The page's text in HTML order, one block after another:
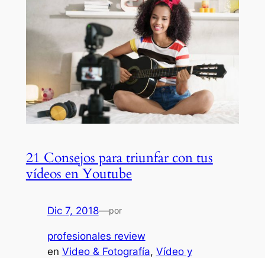
21 Consejos para triunfar con tus
vídeos en Youtube
Dic 7, 2018—por
profesionales review
en Video & Fotografía, Vídeo y